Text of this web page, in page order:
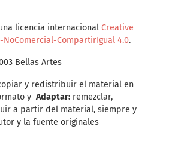
licencia internacional Creative
NoComercial-CompartirIgual 4.0.
Bellas Artes
y redistribuir el material en
y Adaptar: remezclar,
a partir del material, siempre y
y la fuente originales